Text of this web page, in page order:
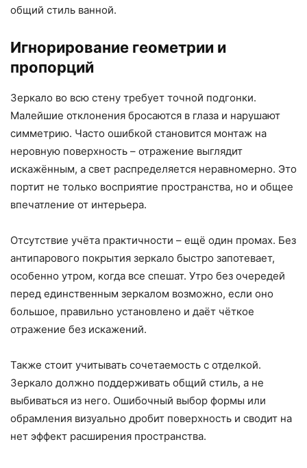
общий стиль ванной.
Игнорирование геометрии и
пропорций
Зеркало во всю стену требует точной подгонки.
Малейшие отклонения бросаются в глаза и нарушают
симметрию. Часто ошибкой становится монтаж на
неровную поверхность – отражение выглядит
искажённым, а свет распределяется неравномерно. Это
портит не только восприятие пространства, но и общее
впечатление от интерьера.
Отсутствие учёта практичности – ещё один промах. Без
антипарового покрытия зеркало быстро запотевает,
особенно утром, когда все спешат. Утро без очередей
перед единственным зеркалом возможно, если оно
большое, правильно установлено и даёт чёткое
отражение без искажений.
Также стоит учитывать сочетаемость с отделкой.
Зеркало должно поддерживать общий стиль, а не
выбиваться из него. Ошибочный выбор формы или
обрамления визуально дробит поверхность и сводит на
нет эффект расширения пространства.